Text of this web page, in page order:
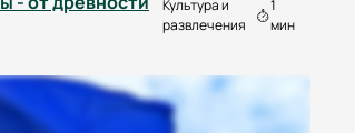
Культура и
развлечения
1
мин